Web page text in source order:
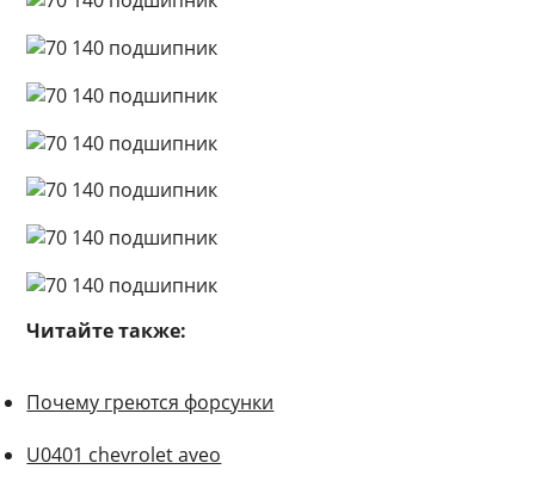
Читайте также:
Почему греются форсунки
U0401 chevrolet aveo